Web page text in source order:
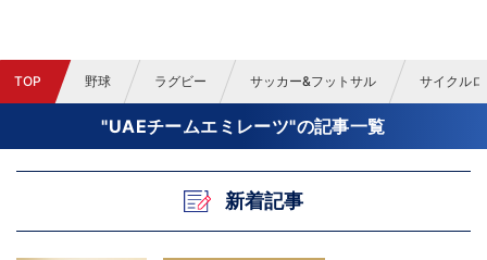
TOP 野球 ラグビー サッカー&フットサル サイクル
"UAEチームエミレーツ"の記事一覧
新着記事